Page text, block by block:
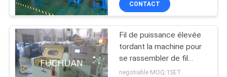
CONTACT
Fil de puissance élevée
tordant la machine pour
se rassembler de fil
d'instrument médical
negotiable MOQ:1SET